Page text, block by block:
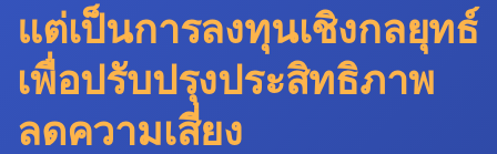
แต่เป็นการลงทุนเชิงกลยุทธ์
เพื่อปรับปรุงประสิทธิภาพ
ลดความเสี่ยง